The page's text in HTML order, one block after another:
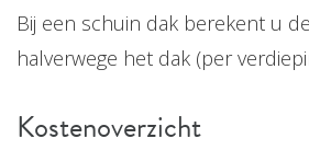
Bij een schuin dak berekent u
halverwege het dak (per
Kostenoverzicht